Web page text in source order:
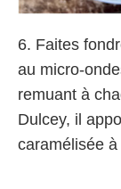
6. Faites
au micro-
remuant à
Dulcey, il
caramélisée